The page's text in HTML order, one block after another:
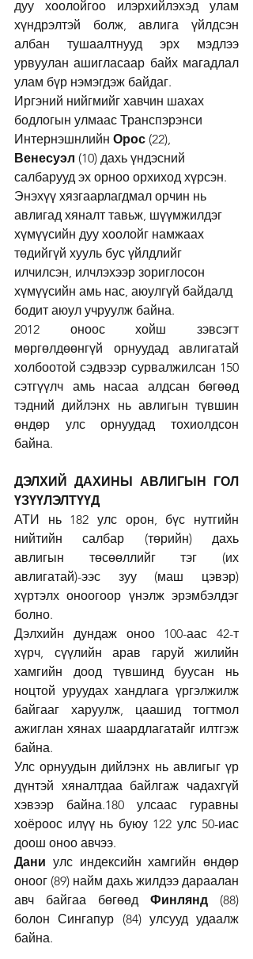
дуу хоолойгоо илэрхийлэхэд улам
хүндрэлтэй болж, авлига үйлдсэн
албан тушаалтнууд эрх мэдлээ
урвуулан ашигласаар байх магадлал
улам бүр нэмэгдэж байдаг.
Иргэний нийгмийг хавчин шахах
бодлогын улмаас Транспэрэнси
Интернэшнлийн Орос (22),
Венесуэл (10) дахь үндэсний
салбарууд эх орноо орхиход хүрсэн.
Энэхүү хязгаарлагдмал орчин нь
авлигад хяналт тавьж, шүүмжилдэг
хүмүүсийн дуу хоолойг намжаах
төдийгүй хууль бус үйлдлийг
илчилсэн, илчлэхээр зориглосон
хүмүүсийн амь нас, аюулгүй байдалд
бодит аюул учруулж байна.
2012 оноос хойш зэвсэгт
мөргөлдөөнгүй орнуудад авлигатай
холбоотой сэдвээр сурвалжилсан 150
сэтгүүлч амь насаа алдсан бөгөөд
тэдний дийлэнх нь авлигын түвшин
өндөр улс орнуудад тохиолдсон
байна.
ДЭЛХИЙ ДАХИНЫ АВЛИГЫН ГОЛ
ҮЗҮҮЛЭЛТҮҮД
АТИ нь 182 улс орон, бүс нутгийн
нийтийн салбар (төрийн) дахь
авлигын төсөөллийг тэг (их
авлигатай)-ээс зуу (маш цэвэр)
хүртэлх оноогоор үнэлж эрэмбэлдэг
болно.
Дэлхийн дундаж оноо 100-аас 42-т
хүрч, сүүлийн арав гаруй жилийн
хамгийн доод түвшинд буусан нь
ноцтой уруудах хандлага үргэлжилж
байгааг харуулж, цаашид тогтмол
ажиглан хянах шаардлагатайг илтгэж
байна.
Улс орнуудын дийлэнх нь авлигыг үр
дүнтэй хяналтдаа байлгаж чадахгүй
хэвээр байна.180 улсаас гуравны
хоёроос илүү нь буюу 122 улс 50-иас
доош оноо авчээ.
Дани улс индексийн хамгийн өндөр
оноог (89) найм дахь жилдээ дараалан
авч байгаа бөгөөд Финлянд (88)
болон Сингапур (84) улсууд удаалж
байна.